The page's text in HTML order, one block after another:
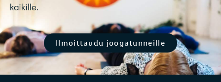
kaikille.
Ilmoittaudu joogatunneille